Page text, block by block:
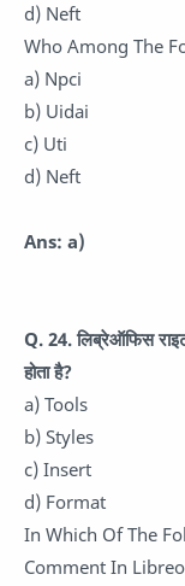
d) Neft
Who Among The
a) Npci
b) Uidai
c) Uti
d) Neft
Ans: a)
Q. 24. लिब्रेऑफिस
होता है?
a) Tools
b) Styles
c) Insert
d) Format
In Which Of The
Comment In